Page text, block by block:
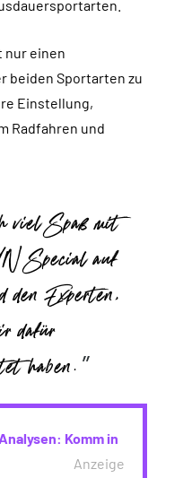
nur einen
beiden Sportarten zu
Einstellung,
Radfahren und
viel Spaß mit
Special auf
den Experten,
dafür
haben.
Komm in
Anzeige